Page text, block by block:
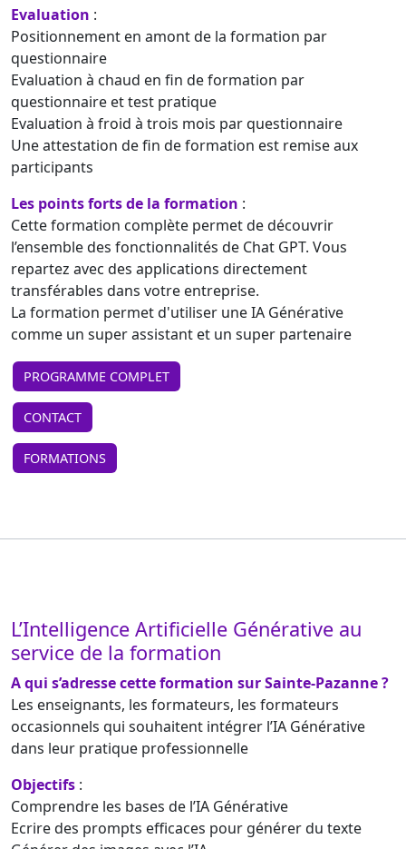
Evaluation :
Positionnement en amont de la formation par
questionnaire
Evaluation à chaud en fin de formation par
questionnaire et test pratique
Evaluation à froid à trois mois par questionnaire
Une attestation de fin de formation est remise aux
participants
Les points forts de la formation :
Cette formation complète permet de découvrir
l’ensemble des fonctionnalités de Chat GPT. Vous
repartez avec des applications directement
transférables dans votre entreprise.
La formation permet d'utiliser une IA Générative
comme un super assistant et un super partenaire
PROGRAMME COMPLET
CONTACT
FORMATIONS
L’Intelligence Artificielle Générative au
service de la formation
A qui s’adresse cette formation sur Sainte-Pazanne ?
Les enseignants, les formateurs, les formateurs
occasionnels qui souhaitent intégrer l’IA Générative
dans leur pratique professionnelle
Objectifs :
Comprendre les bases de l’IA Générative
Ecrire des prompts efficaces pour générer du texte